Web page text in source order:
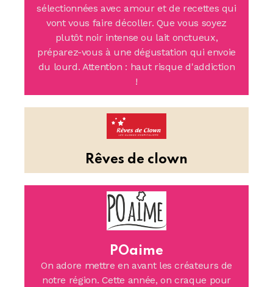
sélectionnées avec amour et de recettes qui
vont vous faire décoller. Que vous soyez
plutôt noir intense ou lait onctueux,
préparez-vous à une dégustation qui envoie
du lourd. Attention : haut risque d'addiction
!
Rêves de clown
POaime
On adore mettre en avant les créateurs de
notre région. Cette année, on craque pour